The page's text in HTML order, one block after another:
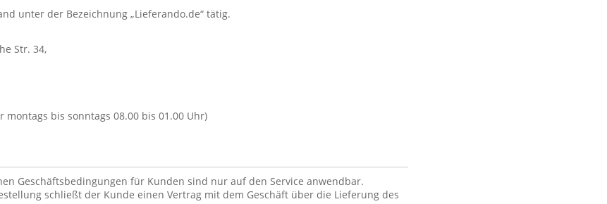
unter der Bezeichnung „Lieferando.de“ tätig.
Str. 34,
montags bis sonntags 08.00 bis 01.00 Uhr)
Geschäftsbedingungen für Kunden sind nur auf den Service anwendbar.
schließt der Kunde einen Vertrag mit dem Geschäft über die Lieferung des